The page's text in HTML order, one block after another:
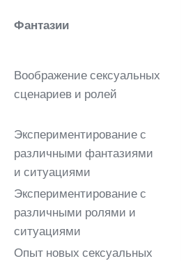
Фантазии
Воображение сексуальных
сценариев и ролей
Экспериментирование с
различными фантазиями
и ситуациями
Экспериментирование с
различными ролями и
ситуациями
Опыт новых сексуальных